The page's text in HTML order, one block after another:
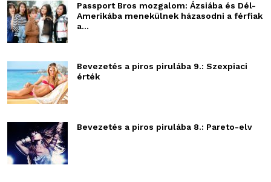
Passport Bros mozgalom: Ázsiába és Dél-
Amerikába menekülnek házasodni a férfiak
a...
Bevezetés a piros pirulába 9.: Szexpiaci
érték
Bevezetés a piros pirulába 8.: Pareto-elv